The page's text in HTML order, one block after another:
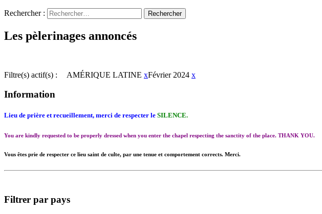
Rechercher :
Les pèlerinages annoncés
Filtre(s) actif(s) : AMÉRIQUE LATINE xFévrier 2024 x
Information
Lieu de prière et recueillement, merci de respecter le SILENCE.
You are kindly requested to be properly dressed when you enter the chapel respecting the sanctity of the place. THANK YOU.
Vous êtes prie de respecter ce lieu saint de culte, par une tenue et comportement corrects. Merci.
Filtrer par pays